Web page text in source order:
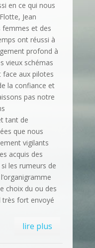
en ce qui nous
Jean
femmes et des
ont réussi à
profond à
vieux schémas
face aux pilotes
la confiance et
pas notre
tant de
que nous
vigilants
acquis des
les rumeurs de
choix du ou des
très fort envoyé
lire plus